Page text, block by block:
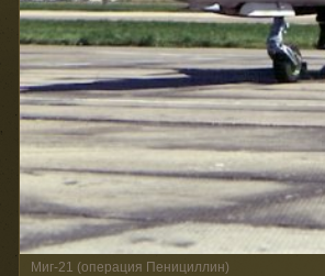
Миг-21 (операция Пенициллин)